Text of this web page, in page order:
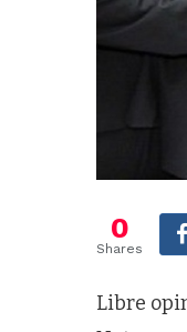
0
Shares
Libre